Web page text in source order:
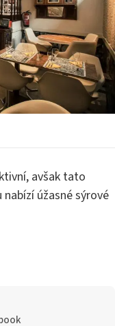
avšak tato
úžasné sýrové